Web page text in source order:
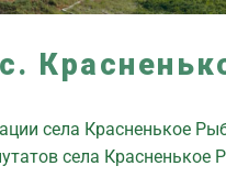
села Красненькое
села Красненькое